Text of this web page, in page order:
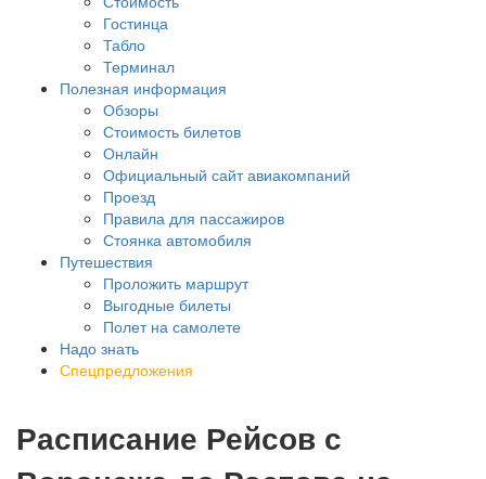
Гостинца
Табло
Терминал
Полезная информация
Обзоры
Стоимость билетов
Онлайн
Официальный сайт авиакомпаний
Проезд
Правила для пассажиров
Стоянка автомобиля
Путешествия
Проложить маршрут
Выгодные билеты
Полет на самолете
Надо знать
Спецпредложения
Расписание Рейсов с